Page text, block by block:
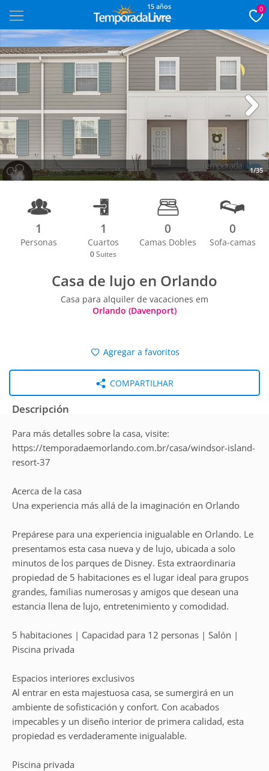
15 años 0
1/35
Next
1
Personas
1
Cuartos
0 Suites
0
Camas Dobles
0
Sofa-camas
Casa de lujo en Orlando
Casa para alquiler de vacaciones em
Orlando (Davenport)
Agregar a favoritos
COMPARTILHAR
Descripción
Para más detalles sobre la casa, visite:
https://temporadaemorlando.com.br/casa/windsor-island-
resort-37
Acerca de la casa
Una experiencia más allá de la imaginación en Orlando
Prepárese para una experiencia inigualable en Orlando. Le
presentamos esta casa nueva y de lujo, ubicada a solo
minutos de los parques de Disney. Esta extraordinaria
propiedad de 5 habitaciones es el lugar ideal para grupos
grandes, familias numerosas y amigos que desean una
estancia llena de lujo, entretenimiento y comodidad.
5 habitaciones | Capacidad para 12 personas | Salón |
Piscina privada
Espacios interiores exclusivos
Al entrar en esta majestuosa casa, se sumergirá en un
ambiente de sofisticación y confort. Con acabados
impecables y un diseño interior de primera calidad, esta
propiedad es verdaderamente inigualable.
Piscina privada